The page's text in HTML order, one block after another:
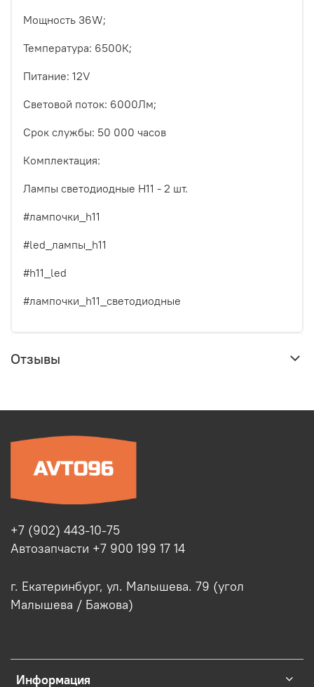
Мощность 36W;
Температура: 6500К;
Питание: 12V
Световой поток: 6000Лм;
Срок службы: 50 000 часов
Комплектация:
Лампы светодиодные H11 - 2 шт.
#лампочки_h11
#led_лампы_h11
#h11_led
#лампочки_h11_светодиодные
Отзывы
Информация
+7 (902) 443-10-75
Автозапчасти +7 900 199 17 14
г. Екатеринбург, ул. Малышева. 79 (угол
Малышева / Бажова)